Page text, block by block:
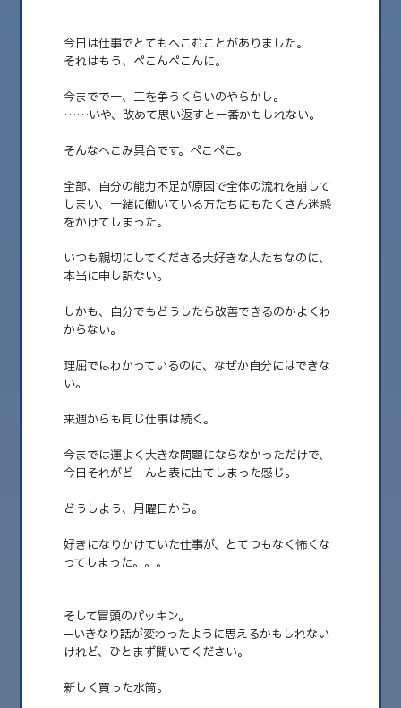
2026.06.12
うまくはまらないけどさ
新しく買った水筒のパッキンが頭にくる。 どうもこんばんは、みゅんで
す。 夜です。 いつもこの……
2026.08
2026.07
2026.05
2026.04
2026.01
2025.11
2025.10
2025.09
今日は仕事でとてもへこむことがありました。
それはもう、ぺこんぺこんに。
今までで一、二を争うくらいのやらかし。
……いや、改めて思い返すと一番かもしれない。
そんなへこみ具合です。ぺこぺこ。
全部、自分の能力不足が原因で全体の流れを崩して
しまい、一緒に働いている方たちにもたくさん迷惑
をかけてしまった。
いつも親切にしてくださる大好きな人たちなのに、
本当に申し訳ない。
しかも、自分でもどうしたら改善できるのかよくわ
からない。
理屈ではわかっているのに、なぜか自分にはできな
い。
来週からも同じ仕事は続く。
今までは運よく大きな問題にならなかっただけで、
今日それがどーんと表に出てしまった感じ。
どうしよう、月曜日から。
好きになりかけていた仕事が、とてつもなく怖くな
ってしまった。。。
そして冒頭のパッキン。
—いきなり話が変わったように思えるかもしれない
けれど、ひとまず聞いてください。
新しく買った水筒。